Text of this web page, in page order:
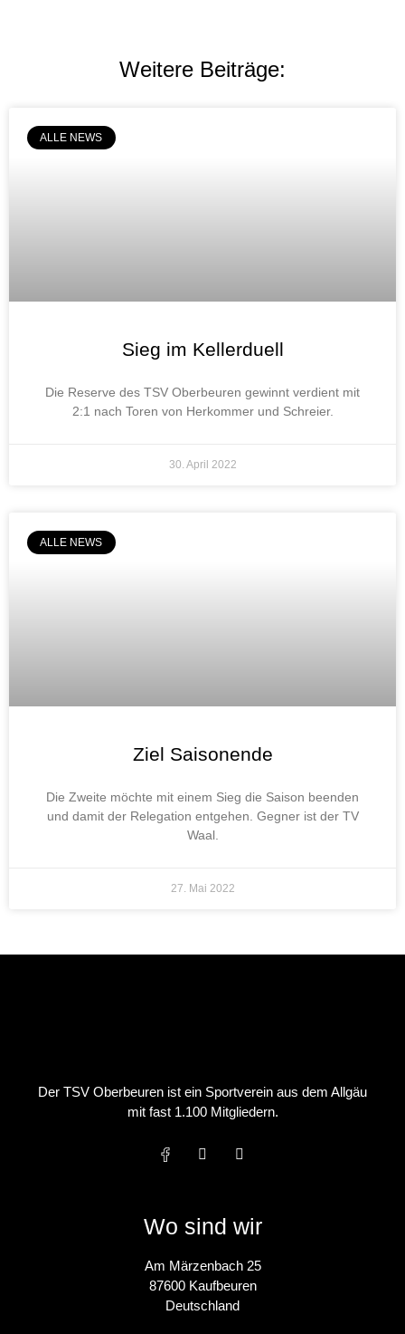
Weitere Beiträge:
ALLE NEWS
Sieg im Kellerduell
Die Reserve des TSV Oberbeuren gewinnt verdient mit
2:1 nach Toren von Herkommer und Schreier.
30. April 2022
ALLE NEWS
Ziel Saisonende
Die Zweite möchte mit einem Sieg die Saison beenden
und damit der Relegation entgehen. Gegner ist der TV
Waal.
27. Mai 2022
Der TSV Oberbeuren ist ein Sportverein aus dem Allgäu
mit fast 1.100 Mitgliedern.
Wo sind wir
Am Märzenbach 25
87600 Kaufbeuren
Deutschland